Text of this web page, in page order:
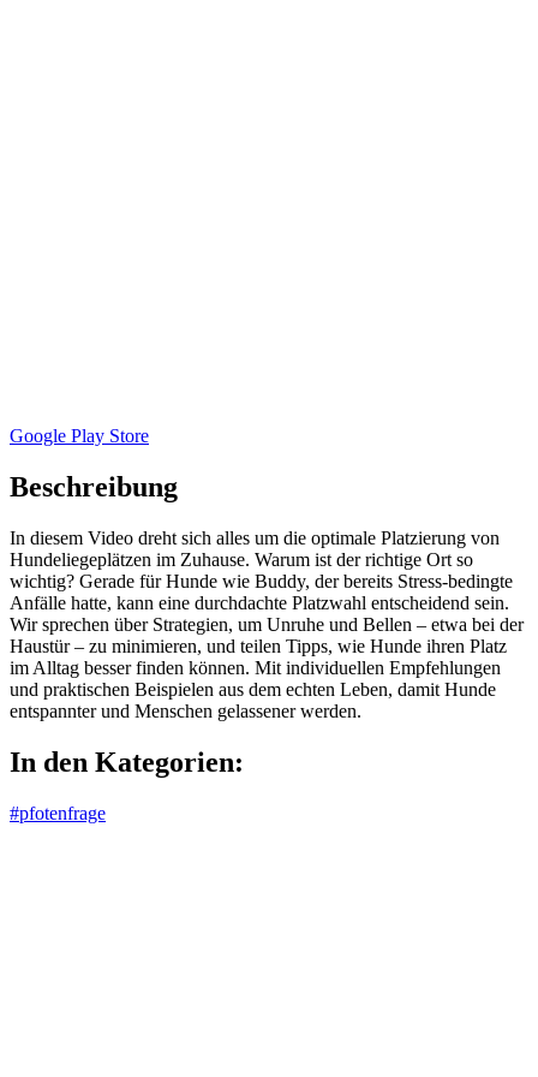
Google Play Store
Beschreibung
In diesem Video dreht sich alles um die optimale Platzierung von
Hundeliegeplätzen im Zuhause. Warum ist der richtige Ort so
wichtig? Gerade für Hunde wie Buddy, der bereits Stress-bedingte
Anfälle hatte, kann eine durchdachte Platzwahl entscheidend sein.
Wir sprechen über Strategien, um Unruhe und Bellen – etwa bei der
Haustür – zu minimieren, und teilen Tipps, wie Hunde ihren Platz
im Alltag besser finden können. Mit individuellen Empfehlungen
und praktischen Beispielen aus dem echten Leben, damit Hunde
entspannter und Menschen gelassener werden.
In den Kategorien:
#pfotenfrage